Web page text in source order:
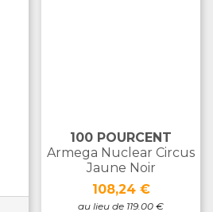
100 POURCENT
Armega Nuclear Circus
Jaune Noir
Prix
108,24 €
au lieu de 119.00 €